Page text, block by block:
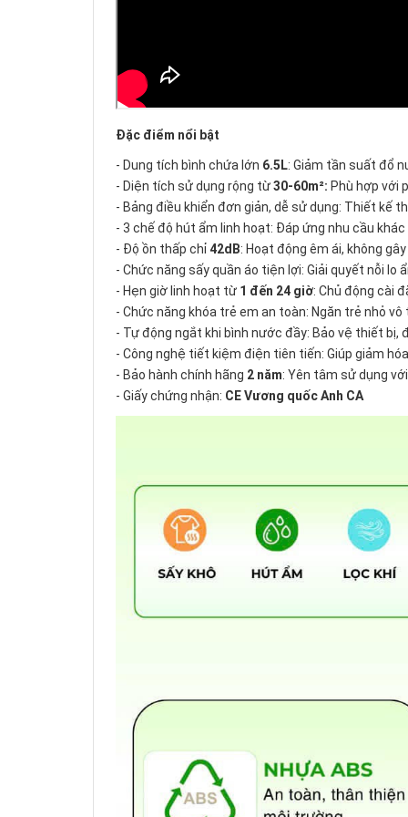
Đặc điểm nổi bật
- Dung tích bình chứa lớn 6.5L: Giảm tần suất đổ
- Diện tích sử dụng rộng từ30-60m²: Phù hợp với
- Bảng điều khiển đơn giản, dễ sử dụng: Thiết kế
- 3 chế độ hút ẩm linh hoạt: Đáp ứng nhu cầu
- Độ ồn thấp chỉ42dB: Hoạt động êm ái, không
- Chức năng sấy quần áo tiện lợi: Giải quyết nỗi
- Hẹn giờ linh hoạt từ 1 đến 24 giờ: Chủ động cài
- Chức năng khóa trẻ em an toàn: Ngăn trẻ nhỏ
- Tự động ngắt khi bình nước đầy: Bảo vệ thiết bị,
- Công nghệ tiết kiệm điện tiên tiến: Giúp giảm
- Bảo hành chính hãng 2 năm: Yên tâm sử dụng
- Giấy chứng nhận: CE Vương quốc Anh CA